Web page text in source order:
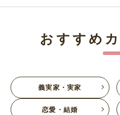
おすすめ
義実家・実家
恋愛・結婚